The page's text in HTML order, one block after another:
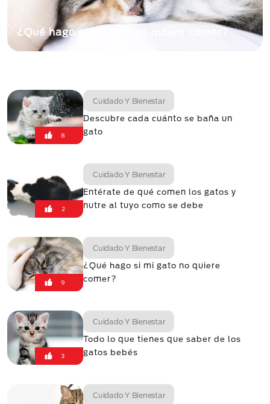
¿Qué hago si mi gato no quiere comer?
8
Cuidado Y Bienestar
Descubre cada cuánto se baña un
gato
2
Cuidado Y Bienestar
Entérate de qué comen los gatos y
nutre al tuyo como se debe
9
Cuidado Y Bienestar
¿Qué hago si mi gato no quiere
comer?
3
Cuidado Y Bienestar
Todo lo que tienes que saber de los
gatos bebés
Cuidado Y Bienestar